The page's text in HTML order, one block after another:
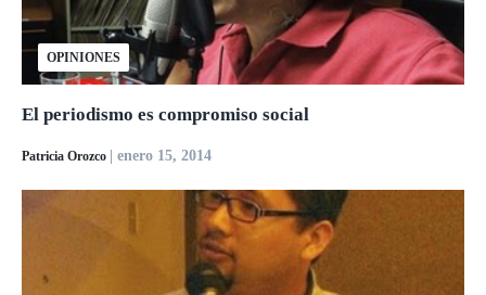
OPINIONES
El periodismo es compromiso social
Patricia Orozco | enero 15, 2014